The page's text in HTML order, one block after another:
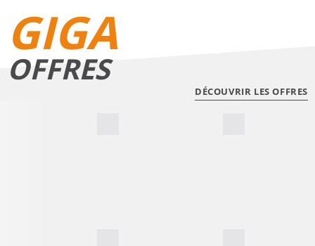
GIGA
OFFRES
DÉCOUVRIR LES OFFRES